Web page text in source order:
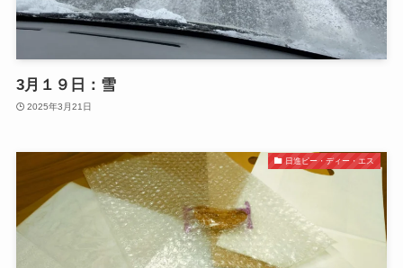
3月１９日：雪
2025年3月21日
日進ピー・ディー・エス